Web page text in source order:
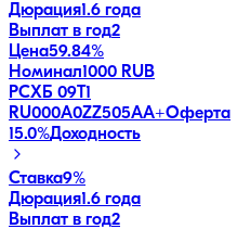
Дюрация1.6 года
Выплат в год2
Цена59.84%
Номинал1000 RUB
РСХБ 09Т1
RU000A0ZZ505AA+Оферта
15.0%Доходность
Ставка9%
Дюрация1.6 года
Выплат в год2